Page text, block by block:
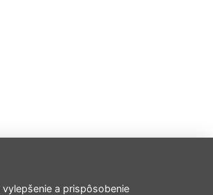
a prispôsobenie